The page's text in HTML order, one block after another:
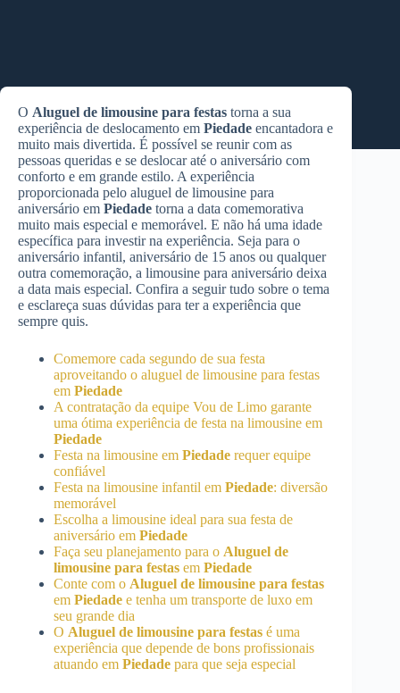
O Aluguel de limousine para festas torna a sua
experiência de deslocamento em Piedade encantadora e
muito mais divertida. É possível se reunir com as
pessoas queridas e se deslocar até o aniversário com
conforto e em grande estilo. A experiência
proporcionada pelo aluguel de limousine para
aniversário em Piedade torna a data comemorativa
muito mais especial e memorável. E não há uma idade
específica para investir na experiência. Seja para o
aniversário infantil, aniversário de 15 anos ou qualquer
outra comemoração, a limousine para aniversário deixa
a data mais especial. Confira a seguir tudo sobre o tema
e esclareça suas dúvidas para ter a experiência que
sempre quis.
Comemore cada segundo de sua festa
aproveitando o aluguel de limousine para festas
em Piedade
A contratação da equipe Vou de Limo garante
uma ótima experiência de festa na limousine em
Piedade
Festa na limousine em Piedade requer equipe
confiável
Festa na limousine infantil em Piedade: diversão
memorável
Escolha a limousine ideal para sua festa de
aniversário em Piedade
Faça seu planejamento para o Aluguel de
limousine para festas em Piedade
Conte com o Aluguel de limousine para festas
em Piedade e tenha um transporte de luxo em
seu grande dia
O Aluguel de limousine para festas é uma
experiência que depende de bons profissionais
atuando em Piedade para que seja especial